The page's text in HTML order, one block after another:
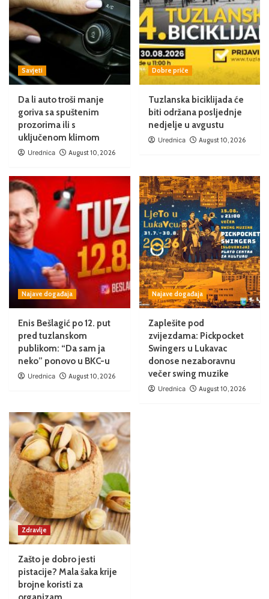
Savjeti
Da li auto troši manje
goriva sa spuštenim
prozorima ili s
uključenom klimom
Urednica August 10, 2026
Dobre priče
Tuzlanska biciklijada će
biti održana posljednje
nedjelje u avgustu
Urednica August 10, 2026
Najave događaja
Enis Bešlagić po 12. put
pred tuzlanskom
publikom: “Da sam ja
neko” ponovo u BKC-u
Urednica August 10, 2026
Najave događaja
Zaplešite pod
zvijezdama: Pickpocket
Swingers u Lukavac
donose nezaboravnu
večer swing muzike
Urednica August 10, 2026
Zdravlje
Zašto je dobro jesti
pistacije? Mala šaka krije
brojne koristi za